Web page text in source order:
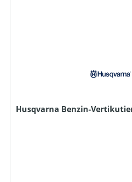
Husqvarna Benzin-